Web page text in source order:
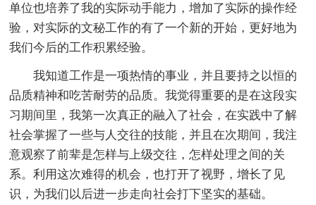
单位也培养了我的实际动手能力，增加了实际的操作经
验，对实际的文秘工作的有了一个新的开始，更好地为
我们今后的工作积累经验。
我知道工作是一项热情的事业，并且要持之以恒的
品质精神和吃苦耐劳的品质。我觉得重要的是在这段实
习期间里，我第一次真正的融入了社会，在实践中了解
社会掌握了一些与人交往的技能，并且在次期间，我注
意观察了前辈是怎样与上级交往，怎样处理之间的关
系。利用这次难得的机会，也打开了视野，增长了见
识，为我们以后进一步走向社会打下坚实的基础。